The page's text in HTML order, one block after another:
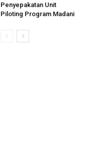
Penyepakatan Unit
Piloting Program Madani